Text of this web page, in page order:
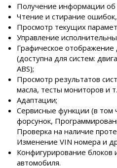
Получение информации об
Чтение и стирание
Просмотр текущих
Управление
Графическое
(доступна для систем:
ABS);
Просмотр результатов
масла, тесты мониторов и
Адаптации;
Сервисные функции (в том
форсунок,
Проверка на наличие
Изменение VIN номера и
Конфигурирование блоков
автомобиля.